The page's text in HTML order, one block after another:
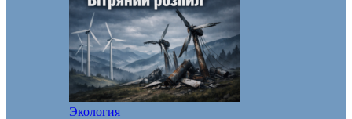
Экология